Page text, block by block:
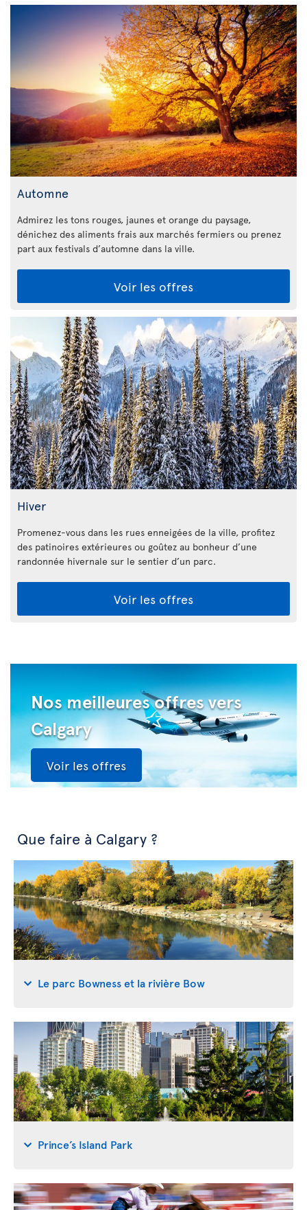
Automne
Admirez les tons rouges, jaunes et orange du paysage,
dénichez des aliments frais aux marchés fermiers ou prenez
part aux festivals d’automne dans la ville.
Voir les offres
Hiver
Promenez-vous dans les rues enneigées de la ville, profitez
des patinoires extérieures ou goûtez au bonheur d’une
randonnée hivernale sur le sentier d’un parc.
Voir les offres
Nos meilleures offres vers
Calgary
Voir les offres
Que faire à Calgary ?
Le parc Bowness et la rivière Bow
Prince’s Island Park